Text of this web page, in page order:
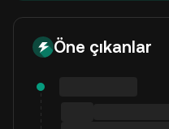
Öne çıkanlar